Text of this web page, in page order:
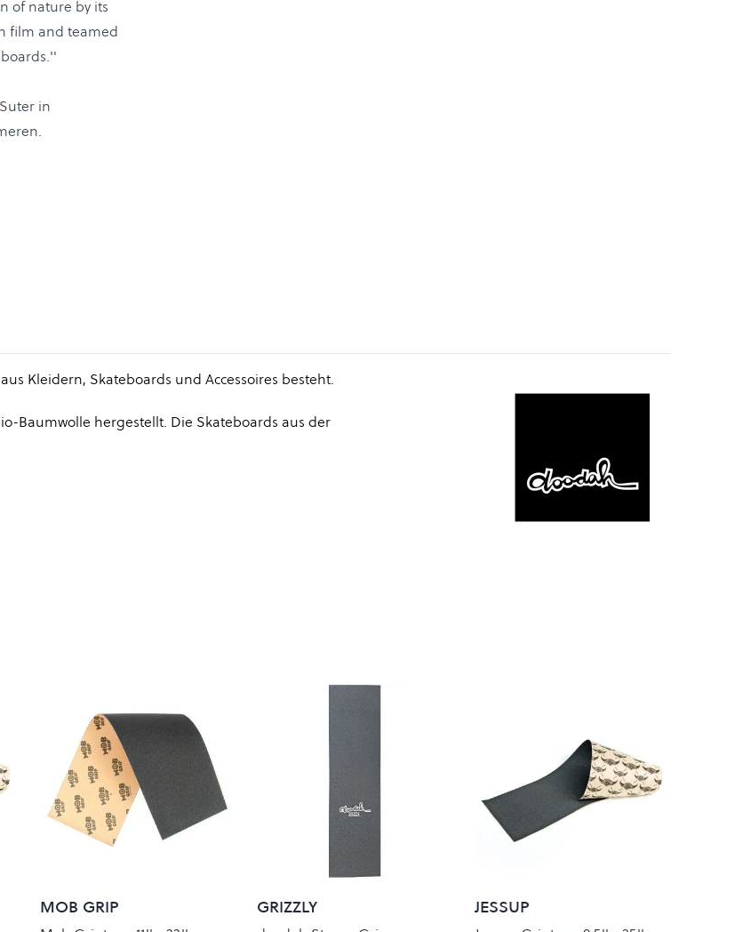
of nature by its
film and teamed
in
Kleidern, Skateboards und Accessoires besteht.
Baumwolle hergestellt. Die Skateboards aus der
MOB GRIP GRIZZLY JESSUP